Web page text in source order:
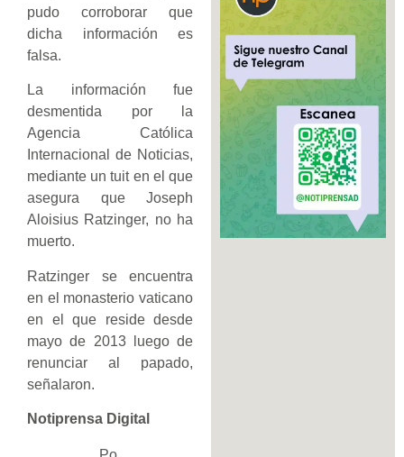
pudo corroborar que
dicha información es
falsa.
La información fue
desmentida por la
Agencia Católica
Internacional de Noticias,
mediante un tuit en el que
asegura que Joseph
Aloisius Ratzinger, no ha
muerto.
Ratzinger se encuentra
en el monasterio vaticano
en el que reside desde
mayo de 2013 luego de
renunciar al papado,
señalaron.
Notiprensa Digital